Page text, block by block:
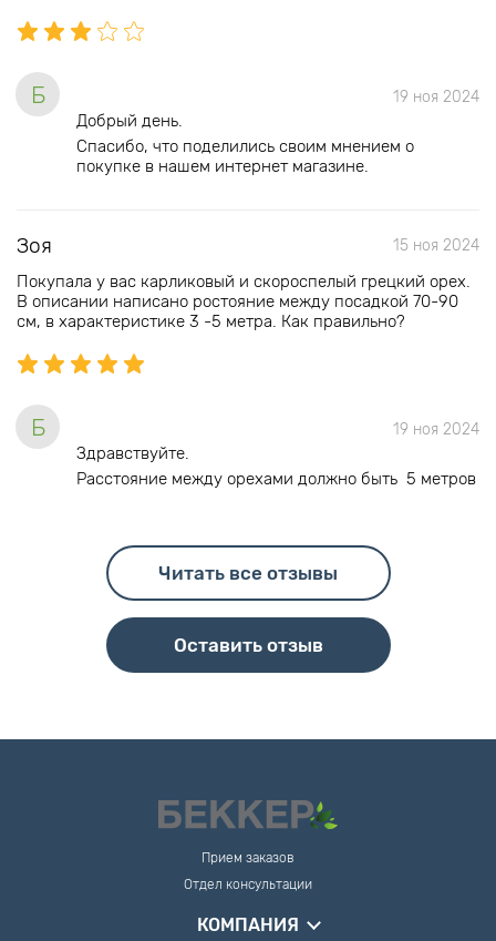
Б 19 ноя 2024
Добрый день.
Спасибо, что поделились своим мнением о
покупке в нашем интернет магазине.
Зоя 15 ноя 2024
Покупала у вас карликовый и скороспелый грецкий орех.
В описании написано ростояние между посадкой 70-90
см, в характеристике 3 -5 метра. Как правильно?
Б 19 ноя 2024
Здравствуйте.
Расстояние между орехами должно быть 5 метров
Читать все отзывы
Оставить отзыв
Прием заказов
Отдел консультации
КОМПАНИЯ